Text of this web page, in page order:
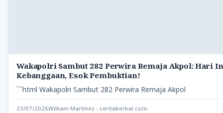
Wakapolri Sambut 282 Perwira Remaja Akpol: Hari
Kebanggaan, Esok Pembuktian!
```html Wakapolri Sambut 282 Perwira Remaja Akpol
23/07/2026William Martinez - ceritaberkat.com